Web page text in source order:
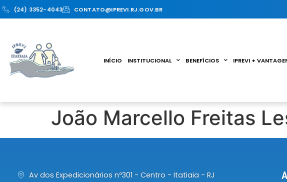
(24) 3352-4043 CONTATO@IPREVI.RJ.GOV.BR
INÍCIO INSTITUCIONAL BENEFÍCIOS IPREVI +
João Marcello Freitas
Av dos Expedicionários nº301 - Centro - Itatiaia - RJ